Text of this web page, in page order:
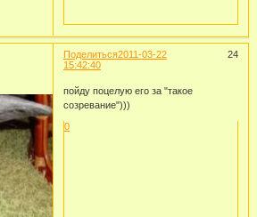
Поделиться 24
2011-03-22
15:42:40
пойду поцелую его за "такое
созревание")))
0